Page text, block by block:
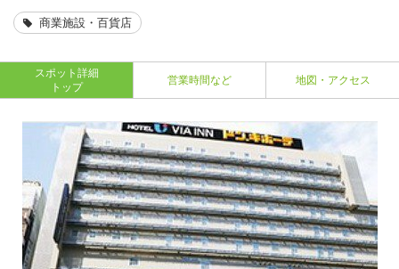
商業施設・百貨店
スポット詳細
トップ
営業時間など 地図・アクセス